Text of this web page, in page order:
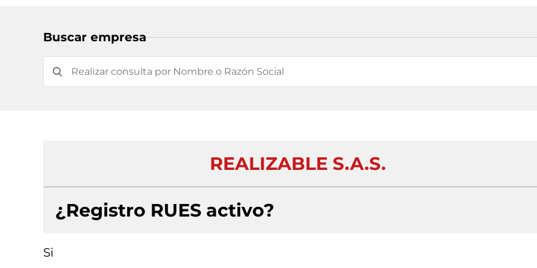
Buscar empresa
REALIZABLE S.A.S.
¿Registro RUES activo?
Si